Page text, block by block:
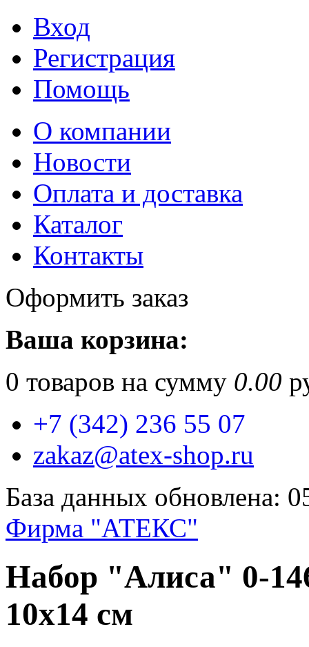
Вход
Регистрация
Помощь
О компании
Новости
Оплата и доставка
Каталог
Контакты
Оформить заказ
Ваша корзина:
0 товаров на сумму 0.00
+7 (342) 236 55 07
zakaz@atex-shop.ru
База данных обновлена:
Фирма "АТЕКС"
Набор "Алиса" 0-
10х14 см